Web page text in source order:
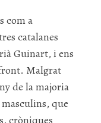
com a
catalanes
Guinart, i ens
Malgrat
de la majoria
que
cròniques